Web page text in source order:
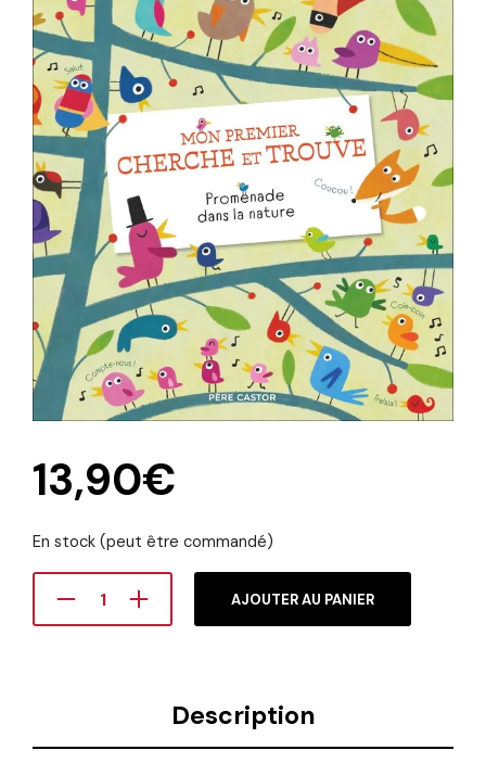
13,90€
En stock (peut être commandé)
AJOUTER AU PANIER
Description